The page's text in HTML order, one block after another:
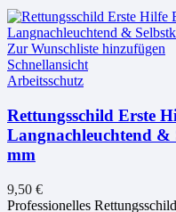
Zur Wunschliste hinzufügen
Schnellansicht
Arbeitsschutz
Rettungsschild Erste
Langnachleuchtend &
mm
9,50 €
Professionelles